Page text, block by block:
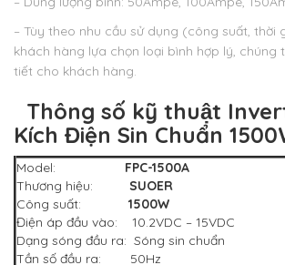
– Tùy theo nhu cầu sử dụng (công suất, thời
khách hàng lựa chọn loại bình hợp lý, chúng
tiết cho khách hàng.
Thông số kỹ thuật
Kích Điện Sin Chuẩn
Model: FPC-1500A
Thương hiệu: SUOER
Công suất: 1500W
Điện áp đầu vào: 10.2VDC – 15VDC
Dạng sóng đầu ra: Sóng sin chuẩn
Tần số đầu ra: 50Hz